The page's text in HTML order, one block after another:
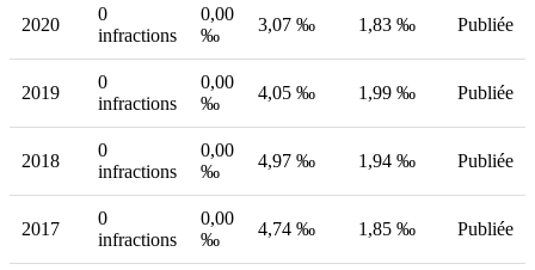
2020
0
infractions
0,00
‰
3,07 ‰ 1,83 ‰ Publiée
2019
0
infractions
0,00
‰
4,05 ‰ 1,99 ‰ Publiée
2018
0
infractions
0,00
‰
4,97 ‰ 1,94 ‰ Publiée
2017
0
infractions
0,00
‰
4,74 ‰ 1,85 ‰ Publiée